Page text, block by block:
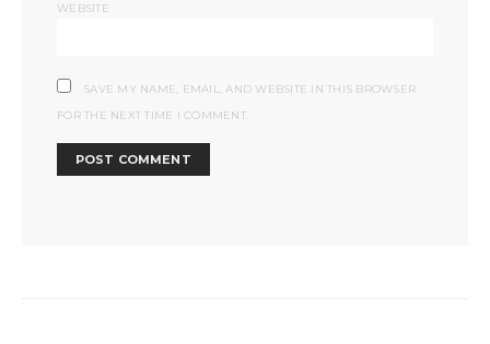
WEBSITE
SAVE MY NAME, EMAIL, AND WEBSITE IN THIS BROWSER
FOR THE NEXT TIME I COMMENT.